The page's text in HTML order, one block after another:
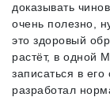
доказывать
очень полезно,
это здоровый
растёт, в одной
записаться в
разработал